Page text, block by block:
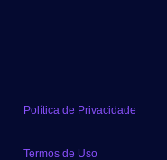
Política de Privacidade
Termos de Uso